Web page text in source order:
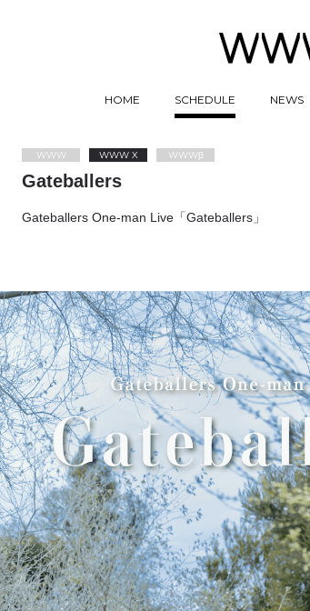
HOME SCHEDULE NEWS
WWW WWW X WWWβ
Gateballers
Gateballers One-man Live「Gateballers」